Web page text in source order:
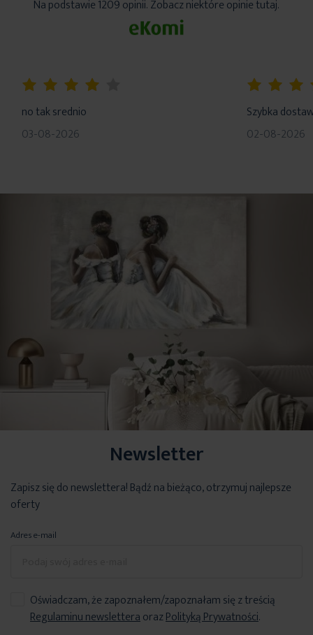
Na podstawie 1209 opinii. Zobacz niektóre opinie tutaj.
no tak srednio
03-08-2026
Szybka
02-08-2026
Newsletter
Zapisz się do newslettera! Bądź na bieżąco, otrzymuj najlepsze
oferty
Adres e-mail
Oświadczam, że zapoznałem/zapoznałam się z treścią
Regulaminu newsletteraorazPolityką Prywatności.